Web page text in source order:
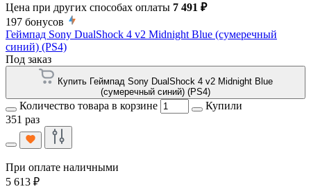
Цена при других способах оплаты 7 491 ₽
197 бонусов
Геймпад Sony DualShock 4 v2 Midnight Blue (сумеречный
синий) (PS4)
Под заказ
Купить Геймпад Sony DualShock 4 v2 Midnight Blue
(сумеречный синий) (PS4)
Количество товара в корзине
Купили
351 раз
При оплате наличными
5 613 ₽